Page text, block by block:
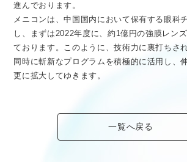
進んでおります。
メニコンは、中国国内において保有する眼科
し、まずは2022年度に、約1億円の強膜レン
ております。このように、技術力に裏打ちさ
同時に斬新なプログラムを積極的に活用し、
更に拡大してゆきます。
一覧へ戻る